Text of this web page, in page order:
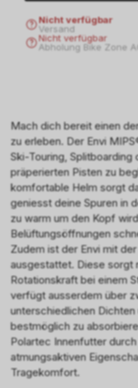
Nicht verfügbar
Versand
Nicht verfügbar
Abholung Bike Zone
Mach dich bereit einen
zu erleben. Der Envi
Ski-Touring,
präperierten Pisten zu
komfortable Helm sorgt
geniesst deine Spuren in
zu warm um den Kopf
Belüftungsöffnungen
Zudem ist der Envi mit
ausgestattet. Diese sorgt
Rotationskraft bei einem
verfügt ausserdem über
unterschiedlichen
bestmöglich zu
Polartec Innenfutter
atmungsaktiven
Tragekomfort.